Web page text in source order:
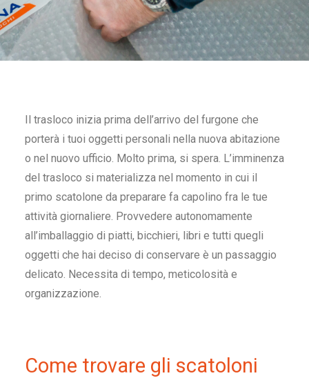
Il trasloco inizia prima dell’arrivo del furgone che
porterà i tuoi oggetti personali nella nuova abitazione
o nel nuovo ufficio. Molto prima, si spera. L’imminenza
del trasloco si materializza nel momento in cui il
primo scatolone da preparare fa capolino fra le tue
attività giornaliere. Provvedere autonomamente
all’imballaggio di piatti, bicchieri, libri e tutti quegli
oggetti che hai deciso di conservare è un passaggio
delicato. Necessita di tempo, meticolosità e
organizzazione.
Come trovare gli scatoloni